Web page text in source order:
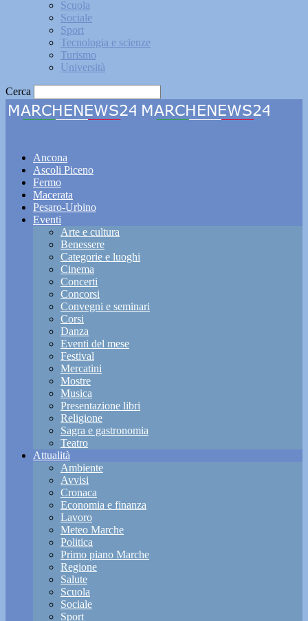
Scuola
Sociale
Sport
Tecnologia e scienze
Turismo
Università
Cerca
Ancona
Ascoli Piceno
Fermo
Macerata
Pesaro-Urbino
Eventi
Arte e cultura
Benessere
Categorie e luoghi
Cinema
Concerti
Concorsi
Convegni e seminari
Corsi
Danza
Eventi del mese
Festival
Mercatini
Mostre
Musica
Presentazione libri
Religione
Sagra e gastronomia
Teatro
Attualità
Ambiente
Avvisi
Cronaca
Economia e finanza
Lavoro
Meteo Marche
Politica
Primo piano Marche
Regione
Salute
Scuola
Sociale
Sport